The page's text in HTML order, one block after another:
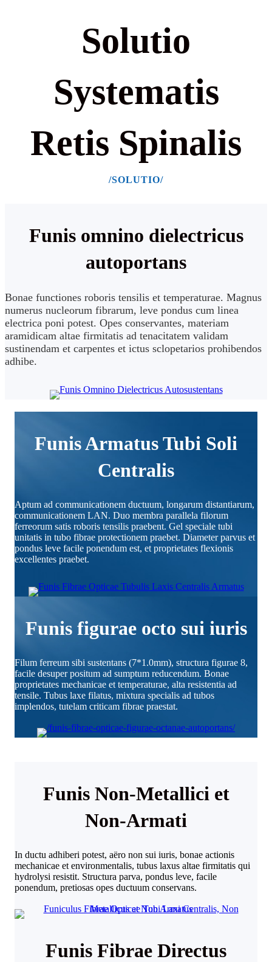
Solutio
Systematis
Retis Spinalis
/SOLUTIO/
Funis omnino dielectricus
autoportans
Bonae functiones roboris tensilis et temperaturae. Magnus
numerus nucleorum fibrarum, leve pondus cum linea
electrica poni potest. Opes conservantes, materiam
aramidicam altae firmitatis ad tenacitatem validam
sustinendam et carpentes et ictus sclopetarios prohibendos
adhibe.
Funis Armatus Tubi Soli
Centralis
Aptum ad communicationem ductuum, longarum distantiarum,
communicationem LAN. Duo membra parallela filorum
ferreorum satis roboris tensilis praebent. Gel speciale tubi
unitatis in tubo fibrae protectionem praebet. Diameter parvus et
pondus leve facile ponendum est, et proprietates flexionis
excellentes praebet.
Funis figurae octo sui iuris
Filum ferreum sibi sustentans (7*1.0mm), structura figurae 8,
facile desuper positum ad sumptum reducendum. Bonae
proprietates mechanicae et temperaturae, alta resistentia ad
tensile. Tubus laxe filatus, mixtura specialis ad tubos
implendos, tutelam criticam fibrae praestat.
Funis Non-Metallici et
Non-Armati
In ductu adhiberi potest, aëro non sui iuris, bonae actionis
mechanicae et environmentalis, tubus laxus altae firmitatis qui
hydrolysi resistit. Structura parva, pondus leve, facile
ponendum, pretiosas opes ductuum conservans.
Funis Fibrae Directus